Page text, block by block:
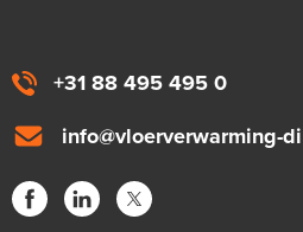
+31 88 495 495 0
info@vloerverwarming-